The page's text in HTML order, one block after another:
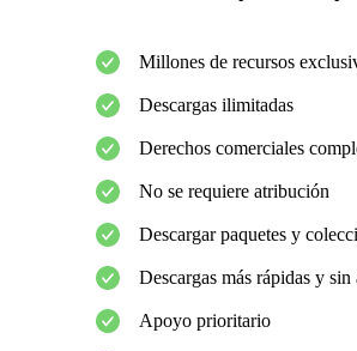
Millones de recursos
Descargas ilimitadas
Derechos comerciales
No se requiere atribución
Descargar paquetes y
Descargas más rápidas y sin
Apoyo prioritario